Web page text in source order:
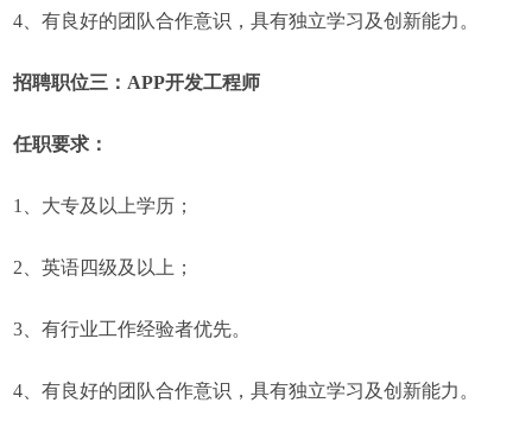
4、有良好的团队合作意识，具有独立学习及创新能力。
招聘职位三：APP开发工程师
任职要求：
1、大专及以上学历；
2、英语四级及以上；
3、有行业工作经验者优先。
4、有良好的团队合作意识，具有独立学习及创新能力。